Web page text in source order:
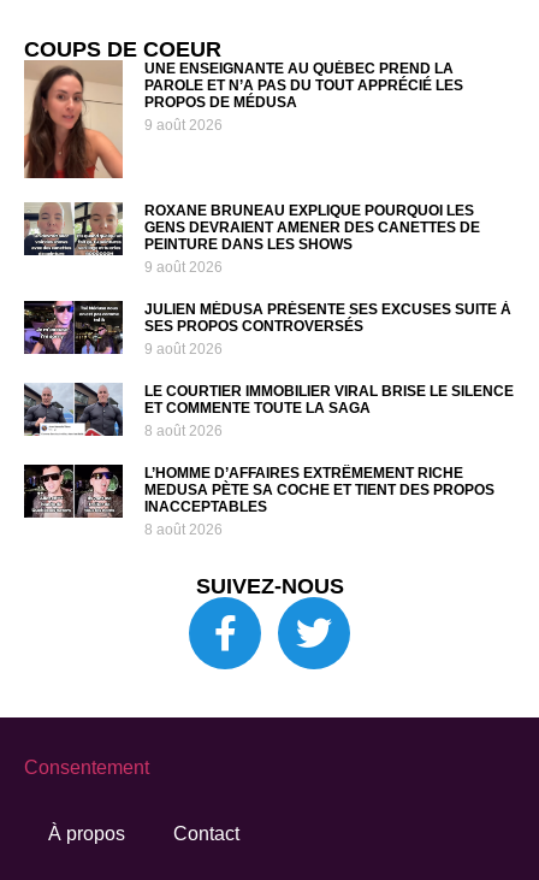
COUPS DE COEUR
UNE ENSEIGNANTE AU QUÉBEC PREND LA
PAROLE ET N’A PAS DU TOUT APPRÉCIÉ LES
PROPOS DE MÉDUSA
9 août 2026
ROXANE BRUNEAU EXPLIQUE POURQUOI LES
GENS DEVRAIENT AMENER DES CANETTES DE
PEINTURE DANS LES SHOWS
9 août 2026
JULIEN MÉDUSA PRÉSENTE SES EXCUSES SUITE À
SES PROPOS CONTROVERSÉS
9 août 2026
LE COURTIER IMMOBILIER VIRAL BRISE LE SILENCE
ET COMMENTE TOUTE LA SAGA
8 août 2026
L’HOMME D’AFFAIRES EXTRÊMEMENT RICHE
MEDUSA PÈTE SA COCHE ET TIENT DES PROPOS
INACCEPTABLES
8 août 2026
SUIVEZ-NOUS
À propos Contact
Consentement